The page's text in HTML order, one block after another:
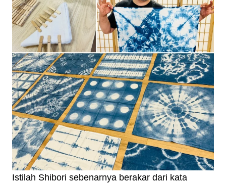
Istilah Shibori sebenarnya berakar dari kata